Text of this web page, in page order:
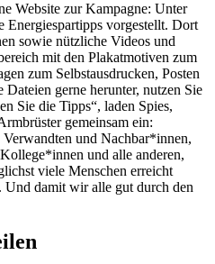
Website zur Kampagne: Unter
Energiespartipps vorgestellt. Dort
sowie nützliche Videos und
mit den Plakatmotiven zum
zum Selbstausdrucken, Posten
gerne herunter, nutzen Sie
Sie die Tipps“, laden Spies,
gemeinsam ein:
und Nachbar*innen,
und alle anderen,
viele Menschen erreicht
Und damit wir alle gut durch den